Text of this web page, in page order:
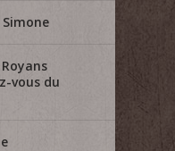
vous du